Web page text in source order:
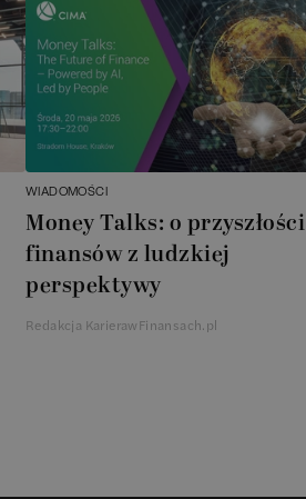
WIADOMOŚCI
Money Talks: o przyszłości
finansów z ludzkiej
perspektywy
Redakcja KarierawFinansach.pl